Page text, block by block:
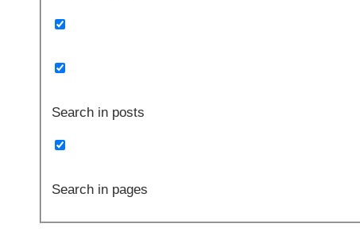
Search in posts
Search in pages